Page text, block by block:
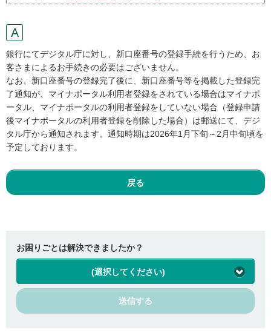
銀行にてデジタル庁に対し、新口座番号の登録手続を行うため、お
客さまによるお手続きの必要はございません。
なお、新口座番号の登録完了後に、新口座番号等を掲載した登録完
了通知が、マイナポータル利用者登録をされている場合はマイナポ
ータル、マイナポータルの利用者登録をしていない場合（登録申請
後マイナポータルの利用者登録を削除した場合）は郵送にて、デジ
タル庁から通知されます。通知時期は2026年1月下旬～2月中旬頃を
予定しております。
戻る
お困りごとは解決できましたか？
(選択してください)
送信する